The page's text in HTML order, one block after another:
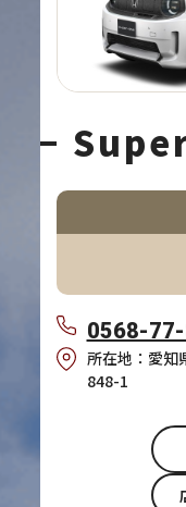
0568-
所在地：愛知
848-1